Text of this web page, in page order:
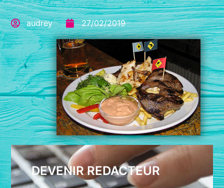
audrey 27/02/2019
DEVENIR REDACTEUR